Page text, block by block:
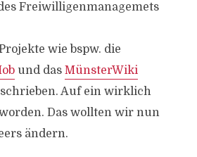
Freiwilligenmanagemets
wie bspw. die
und das MünsterWiki
Auf ein wirklich
Das wollten wir nun
ändern.